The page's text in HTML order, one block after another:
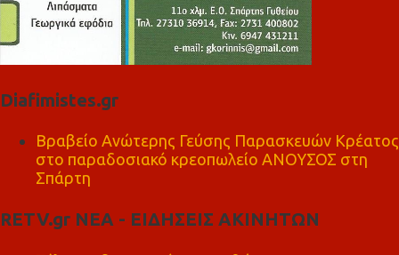
Diafimistes.gr
Βραβείο Ανώτερης Γεύσης Παρασκευών Κρέατος
στο παραδοσιακό κρεοπωλείο ΑΝΟΥΣΟΣ στη
Σπάρτη
RETV.gr ΝΕΑ - ΕΙΔΗΣΕΙΣ ΑΚΙΝΗΤΩΝ